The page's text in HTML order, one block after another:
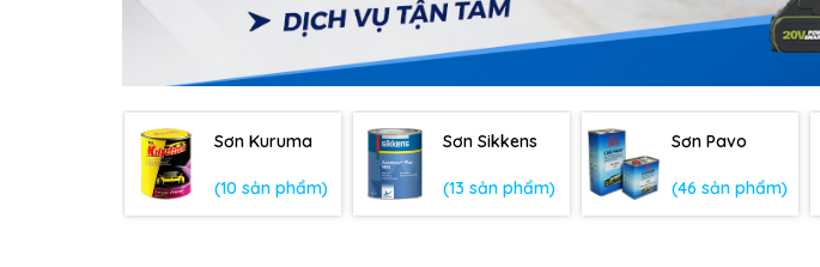
Sơn Kuruma
(10 sản phẩm)
Sơn Sikkens
(13 sản phẩm)
Sơn Pavo
(46 sản phẩm)